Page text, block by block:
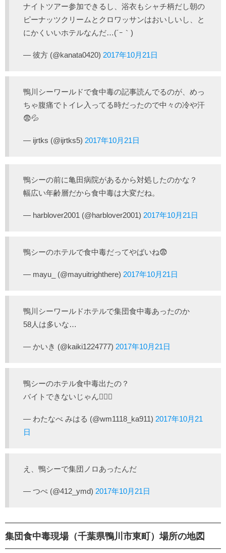
ナイトツアー参加できるし、浴衣もシャチ柄だし朝の
ピーナッツクリームとクロワッサンはおいしいし、と
にかくいいホテルなんだ…(´ｰ｀)
— 彼方 (@kanata0420) 2017年10月21日
鴨川シーワールドで食中毒の記事読んでるのが、めっ
ちゃ腹痛でトイレ入ってる時だったので中々の冷や汗
😨💦
— ijrtks (@ijrtks5) 2017年10月21日
鴨シーの前に亀田病院があるから対処したのかな？
幅広い年齢層だから食中毒は大変だね。
— harblover2001 (@harblover2001) 2017年10月21日
鴨シーのホテルで食中毒だってやばいね😨
— mayu_ (@mayuitrighthere) 2017年10月21日
鴨川シーワールドホテルで集団食中毒あったのか
58人は多いな…
— かいき (@kaiki1224777) 2017年10月21日
鴨シーのホテル食中毒出たの？
バイトできないじゃん🤷🏾‍♀️
— わたなべ みはる (@wm1118_ka911) 2017年10月21
日
え、鴨シーで集団ノロあったんだ
— つぺ (@412_ymd) 2017年10月21日
集団食中毒現場（千葉県鴨川市東町）場所の地図